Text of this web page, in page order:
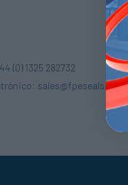
(0) 1325 282732
sales@fpeseals.com